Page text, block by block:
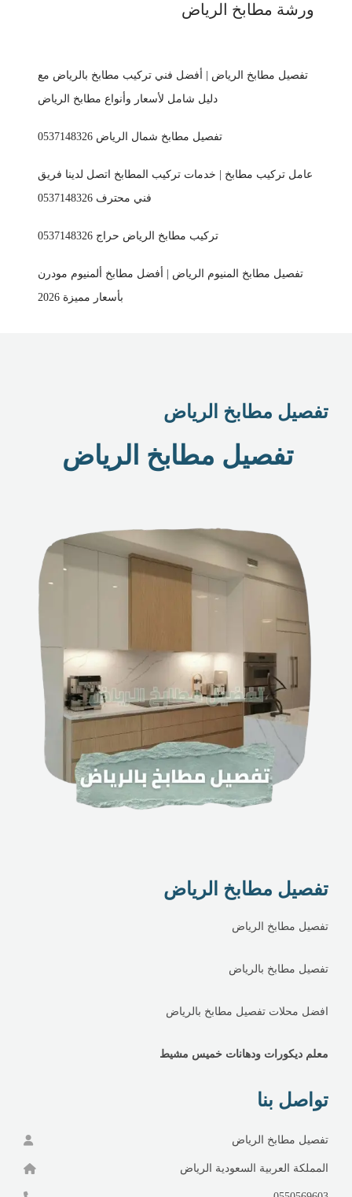
ورشة مطابخ الرياض
تفصيل مطابخ الرياض | أفضل فني تركيب مطابخ بالرياض مع
دليل شامل لأسعار وأنواع مطابخ الرياض
تفصيل مطابخ شمال الرياض 0537148326
عامل تركيب مطابخ | خدمات تركيب المطابخ اتصل لدينا فريق
فني محترف 0537148326
تركيب مطابخ الرياض حراج 0537148326
تفصيل مطابخ المنيوم الرياض | أفضل مطابخ ألمنيوم مودرن
بأسعار مميزة 2026
تفصيل مطابخ الرياض
تفصيل مطابخ الرياض
تفصيل مطابخ الرياض
تفصيل مطابخ الرياض
تفصيل مطابخ بالرياض
افضل محلات تفصيل مطابخ بالرياض
معلم ديكورات ودهانات خميس مشيط
تواصل بنا
تفصيل مطابخ الرياض
المملكة العربية السعودية الرياض